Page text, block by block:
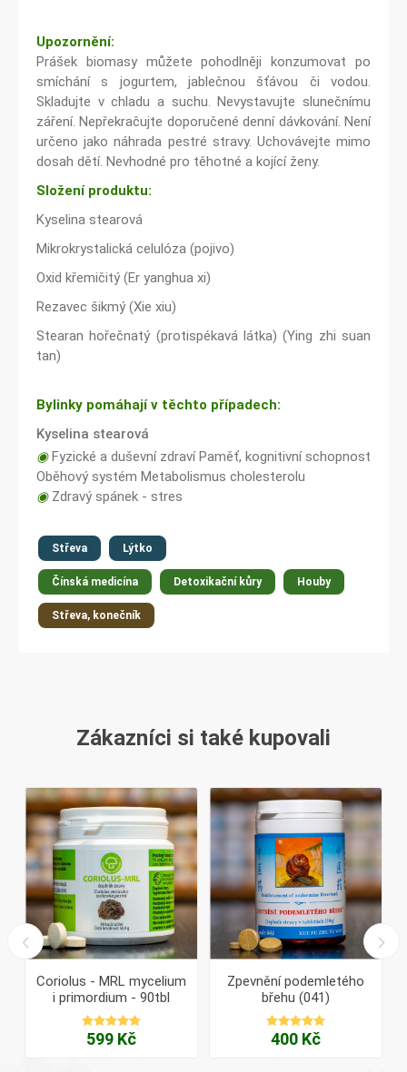
Upozornění:
Prášek biomasy můžete pohodlněji konzumovat po
smíchání s jogurtem, jablečnou šťávou či vodou.
Skladujte v chladu a suchu. Nevystavujte slunečnímu
záření. Nepřekračujte doporučené denní dávkování. Není
určeno jako náhrada pestré stravy. Uchovávejte mimo
dosah dětí. Nevhodné pro těhotné a kojící ženy.
Složení produktu:
Kyselina stearová
Mikrokrystalická celulóza (pojivo)
Oxid křemičitý (Er yanghua xi)
Rezavec šikmý (Xie xiu)
Stearan hořečnatý (protispékavá látka) (Ying zhi suan
tan)
Bylinky pomáhají v těchto případech:
Kyselina stearová
◉Fyzické a duševní zdraví Paměť, kognitivní schopnost
Oběhový systém Metabolismus cholesterolu
◉Zdravý spánek - stres
Střeva Lýtko
Čínská medicína Detoxikační kůry Houby
Střeva, konečník
Zákazníci si také kupovali
Coriolus - MRL mycelium
i primordium - 90tbl
599 Kč
Zpevnění podemletého
břehu (041)
400 Kč